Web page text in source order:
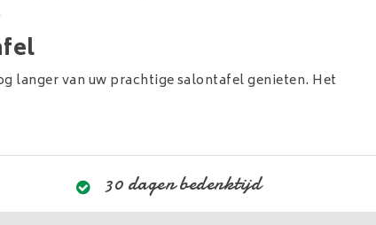
langer van uw prachtige salontafel genieten. Het
30 dagen bedenktijd